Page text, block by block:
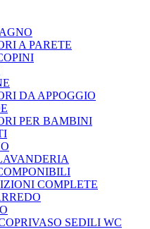
A PARETE
DA APPOGGIO
PER BAMBINI
COMPLETE
SEDILI WC